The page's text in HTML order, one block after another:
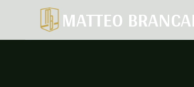
contenuto
MATTEO